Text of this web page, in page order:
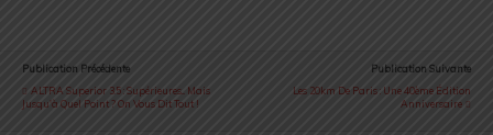
Publication Précédente
ALTRA Superior 3.5 : Supérieures... Mais
Jusqu'à Quel Point ? On Vous Dit Tout !
Publication Suivante
Les 20km De Paris : Une 40ème Édition
Anniversaire